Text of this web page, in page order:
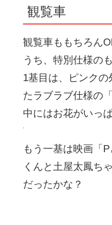
観覧車
観覧車ももちろん
うち、特別仕様の
1基目は、ピンク
たラブラブ仕様の
中にはお花がいっ
もう一基は映画「
くんと土屋太鳳ち
だったかな？